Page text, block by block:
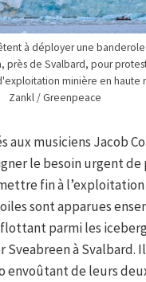
à déployer une
près de Svalbard, pour
minière en haute
Zankl / Greenpeace
aux musiciens Jacob
le besoin urgent
fin à
sont apparues
parmi les
à Svalbard.
envoûtant de leurs